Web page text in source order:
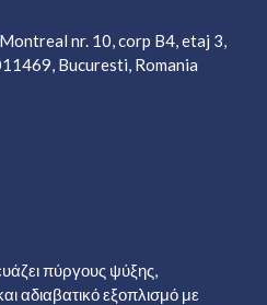
nr. 10, corp B4, etaj 3,
Bucuresti, Romania
πύργους ψύξης,
αδιαβατικό εξοπλισμό με